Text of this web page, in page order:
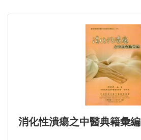
消化性潰瘍之中醫典籍彙編